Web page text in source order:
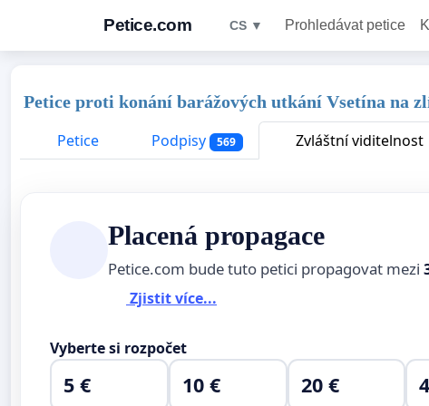
Petice.com CS ▼ Prohledávat petice
Petice proti konání barážových utkání Vsetína na
Petice
Podpisy 569 Zvláštní viditelnost
Placená propagace
Petice.com bude tuto petici propagovat mezi
Zjistit více...
Vyberte si rozpočet
5 € 10 € 20 €